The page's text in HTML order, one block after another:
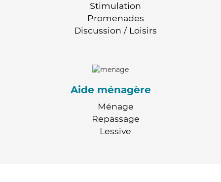
Stimulation
Promenades
Discussion / Loisirs
Aide ménagère
Ménage
Repassage
Lessive